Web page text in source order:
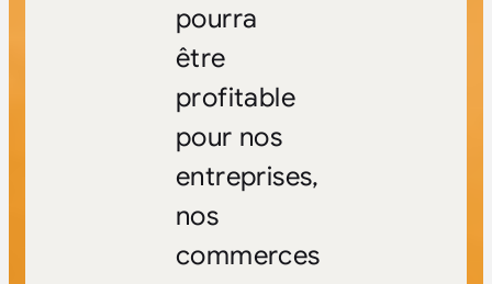
pourra
être
profitable
pour nos
entreprises,
nos
commerces